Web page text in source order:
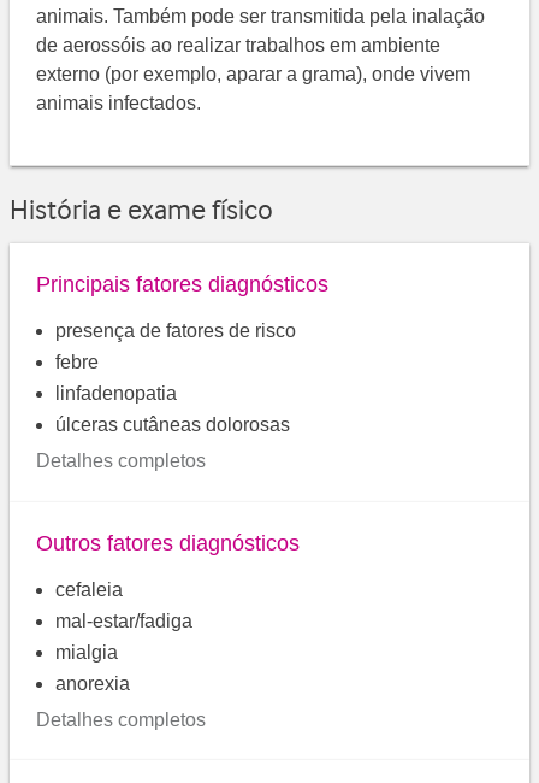
animais. Também pode ser transmitida pela inalação
de aerossóis ao realizar trabalhos em ambiente
externo (por exemplo, aparar a grama), onde vivem
animais infectados.
História e exame físico
Principais fatores diagnósticos
presença de fatores de risco
febre
linfadenopatia
úlceras cutâneas dolorosas
Detalhes completos
Outros fatores diagnósticos
cefaleia
mal-estar/fadiga
mialgia
anorexia
Detalhes completos